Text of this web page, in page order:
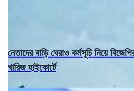
নেতাদের বাড়ি ঘেরাও কর্মসূচি নিয়ে
খারিজ হাইকোর্টে